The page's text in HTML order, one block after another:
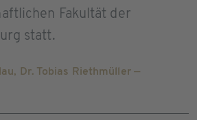
Fakultät der
statt.
, Dr. Tobias Riethmüller—